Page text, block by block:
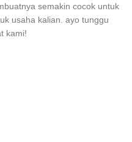
semakin cocok untuk
usaha kalian. ayo tunggu
kami!